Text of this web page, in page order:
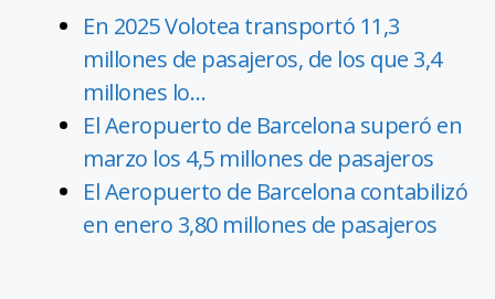
En 2025 Volotea transportó 11,3
millones de pasajeros, de los que 3,4
millones lo…
El Aeropuerto de Barcelona superó en
marzo los 4,5 millones de pasajeros
El Aeropuerto de Barcelona contabilizó
en enero 3,80 millones de pasajeros